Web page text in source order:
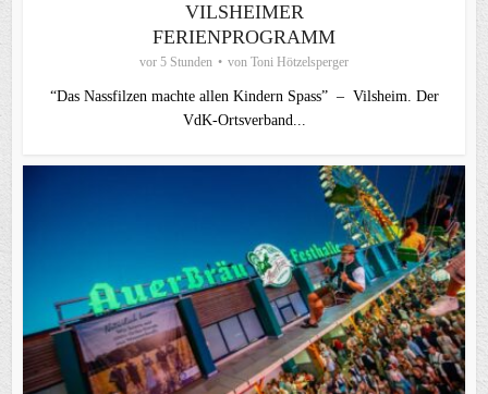
VILSHEIMER
FERIENPROGRAMM
vor 5 Stunden von Toni Hötzelsperger
“Das Nassfilzen machte allen Kindern Spass” – Vilsheim. Der
VdK-Ortsverband...